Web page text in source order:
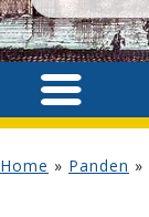
Home » Panden »